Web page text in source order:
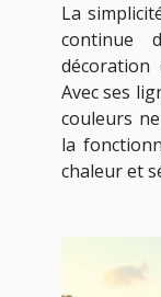
La
continue
Avec ses
couleurs
la
chaleur et